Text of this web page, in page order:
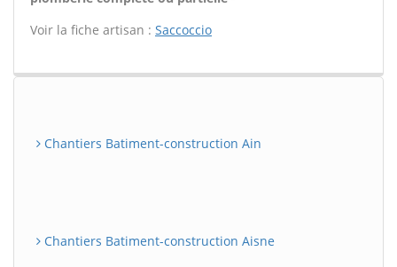
Voir la fiche artisan : Saccoccio
Chantiers Batiment-construction Ain
Chantiers Batiment-construction Aisne